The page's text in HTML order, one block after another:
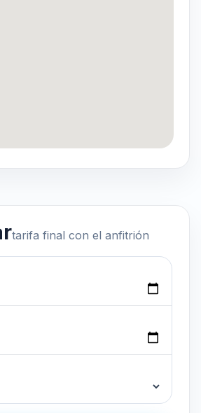
tarifa final con el anfitrión